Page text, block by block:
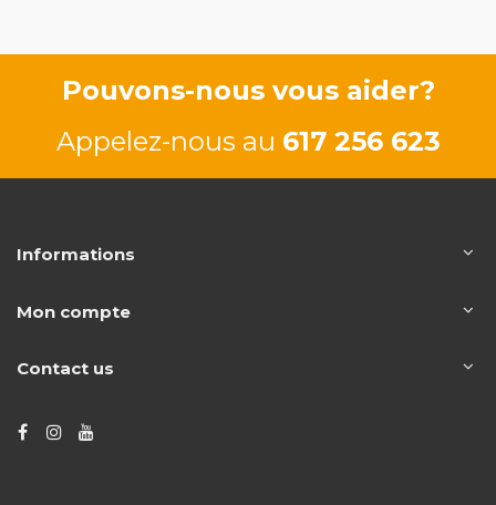
Pouvons-nous vous aider?
Appelez-nous au 617 256 623
Informations
Mon compte
Contact us